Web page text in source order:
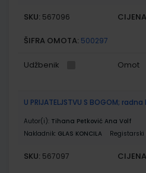
SKU: 567096
ŠIFRA OMOTA: 500297
Udžbenik Omot
U PRIJATELJSTVU S BOGOM;
Autor(i): Tihana Petković Ana Volf
Nakladnik: GLAS KONCILA
SKU: 567097